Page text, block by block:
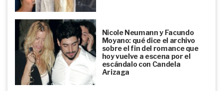
Nicole Neumann y Facundo
Moyano: qué dice el archivo
sobre el fin del romance que
hoy vuelve a escena por el
escándalo con Candela
Arizaga